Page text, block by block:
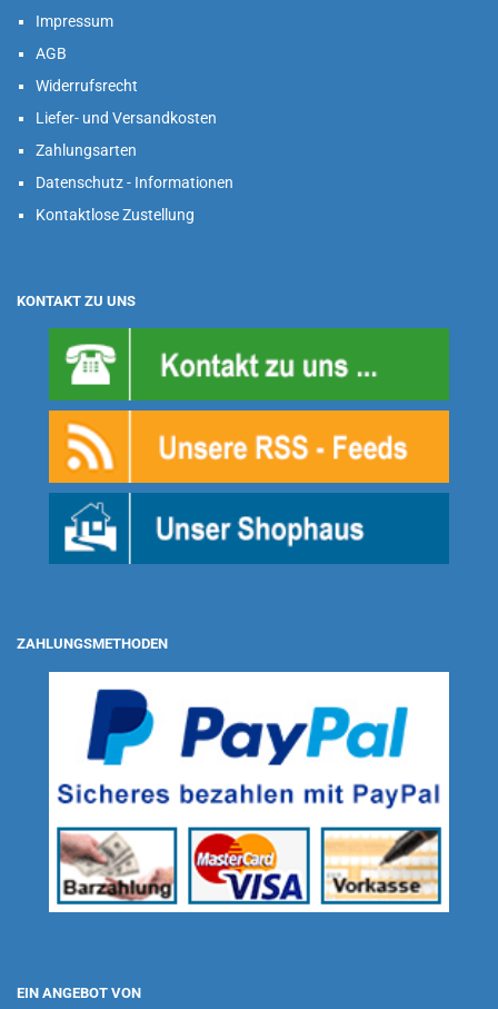
Impressum
AGB
Widerrufsrecht
Liefer- und Versandkosten
Zahlungsarten
Datenschutz - Informationen
Kontaktlose Zustellung
KONTAKT ZU UNS
ZAHLUNGSMETHODEN
EIN ANGEBOT VON